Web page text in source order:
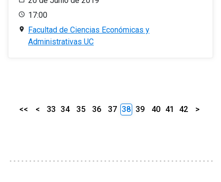
17:00
Facultad de Ciencias Económicas y
Administrativas UC
<< < 33 34 35 36 37 38 39 40 41 42 >